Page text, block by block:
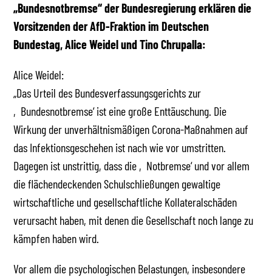
„Bundesnotbremse“ der Bundesregierung erklären die
Vorsitzenden der AfD-Fraktion im Deutschen
Bundestag, Alice Weidel und Tino Chrupalla:
Alice Weidel:
„Das Urteil des Bundesverfassungsgerichts zur
‚Bundesnotbremse‘ ist eine große Enttäuschung. Die
Wirkung der unverhältnismäßigen Corona-Maßnahmen auf
das Infektionsgeschehen ist nach wie vor umstritten.
Dagegen ist unstrittig, dass die ‚Notbremse‘ und vor allem
die flächendeckenden Schulschließungen gewaltige
wirtschaftliche und gesellschaftliche Kollateralschäden
verursacht haben, mit denen die Gesellschaft noch lange zu
kämpfen haben wird.
Vor allem die psychologischen Belastungen, insbesondere